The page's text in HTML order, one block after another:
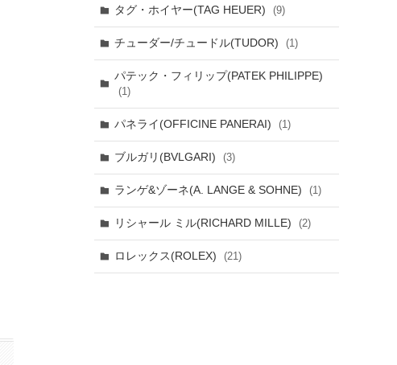
タグ・ホイヤー(TAG HEUER) (9)
チューダー/チュードル(TUDOR) (1)
パテック・フィリップ(PATEK PHILIPPE)
(1)
パネライ(OFFICINE PANERAI) (1)
ブルガリ(BVLGARI) (3)
ランゲ&ゾーネ(A. LANGE & SOHNE) (1)
リシャール ミル(RICHARD MILLE) (2)
ロレックス(ROLEX) (21)